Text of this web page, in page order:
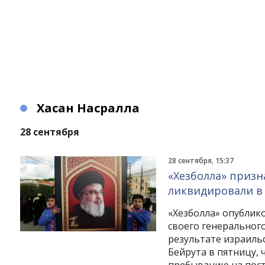
Хасан Насралла
28 сентября
28 сентября, 15:37
«Хезболла»
ликвидировали
«Хезболла»
своего
результате
Бейрута в пятницу,